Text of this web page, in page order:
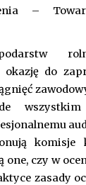
–
do
wszystkim
komisje
one, czy w
zasady